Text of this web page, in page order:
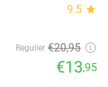
9.5 star
Regulier €20,95
€13,95